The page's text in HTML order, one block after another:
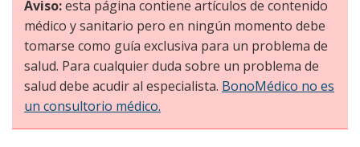
Aviso:esta página contiene artículos de contenido
médico y sanitario pero en ningún momento debe
tomarse como guía exclusiva para un problema de
salud. Para cualquier duda sobre un problema de
salud debe acudir al especialista. BonoMédico no es
un consultorio médico.